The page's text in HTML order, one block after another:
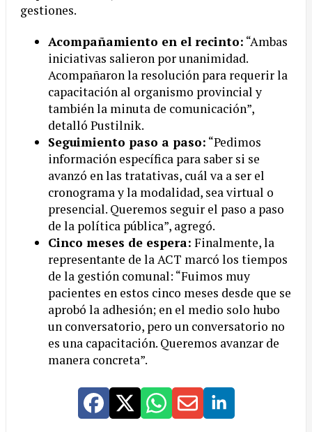
gestiones.
Acompañamiento en el recinto: “Ambas
iniciativas salieron por unanimidad.
Acompañaron la resolución para requerir la
capacitación al organismo provincial y
también la minuta de comunicación”,
detalló Pustilnik.
Seguimiento paso a paso: “Pedimos
información específica para saber si se
avanzó en las tratativas, cuál va a ser el
cronograma y la modalidad, sea virtual o
presencial. Queremos seguir el paso a paso
de la política pública”, agregó.
Cinco meses de espera: Finalmente, la
representante de la ACT marcó los tiempos
de la gestión comunal: “Fuimos muy
pacientes en estos cinco meses desde que se
aprobó la adhesión; en el medio solo hubo
un conversatorio, pero un conversatorio no
es una capacitación. Queremos avanzar de
manera concreta”.